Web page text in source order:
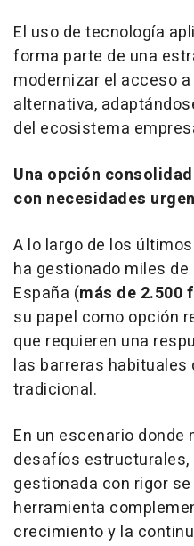
El uso de tecnología
forma parte de una
modernizar el acceso
alternativa,
del ecosistema
Una opción
con necesidades
A lo largo de los
ha gestionado miles
España (más de 2.500
su papel como opción
que requieren una
las barreras
tradicional.
En un escenario
desafíos
gestionada con rigor
herramienta
crecimiento y la